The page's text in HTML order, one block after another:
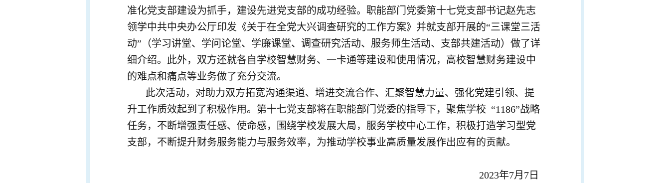
准化党支部建设为抓手，建设先进党支部的成功经验。职能部门党委第十七党支部书记赵先志
领学中共中央办公厅印发《关于在全党大兴调查研究的工作方案》并就支部开展的“三课堂三活
动”（学习讲堂、学问论堂、学廉课堂、调查研究活动、服务师生活动、支部共建活动）做了详
细介绍。此外，双方还就各自学校智慧财务、一卡通等建设和使用情况，高校智慧财务建设中
的难点和痛点等业务做了充分交流。
此次活动，对助力双方拓宽沟通渠道、增进交流合作、汇聚智慧力量、强化党建引领、提
升工作质效起到了积极作用。第十七党支部将在职能部门党委的指导下，聚焦学校 “1186”战略
任务，不断增强责任感、使命感，围绕学校发展大局，服务学校中心工作，积极打造学习型党
支部，不断提升财务服务能力与服务效率，为推动学校事业高质量发展作出应有的贡献。
2023年7月7日